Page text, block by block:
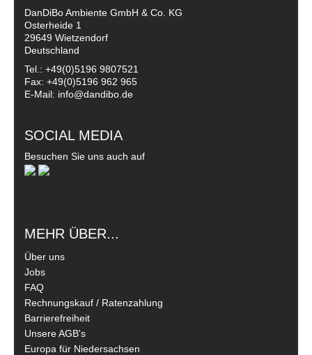
DanDiBo Ambiente GmbH & Co. KG
Osterheide 1
29649 Wietzendorf
Deutschland
Tel.: +49(0)5196 9807521
Fax: +49(0)5196 962 965
E-Mail: info@dandibo.de
SOCIAL MEDIA
Besuchen Sie uns auch auf
MEHR ÜBER...
Über uns
Jobs
FAQ
Rechnungskauf / Ratenzahlung
Barrierefreiheit
Unsere AGB's
Europa für Niedersachsen